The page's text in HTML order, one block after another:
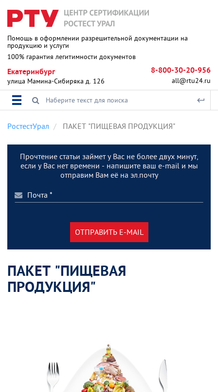
Помощь в оформлении разрешительной документации на
продукцию и услуги
100% гарантия легитимности документов
Екатеринбург
улица Мамина-Сибиряка д. 126
8-800-30-20-956
all@rtu24.ru
РостестУрал ПАКЕТ "ПИЩЕВАЯ ПРОДУКЦИЯ"
Прочтение статьи займет у Вас не более двух минут,
если у Вас нет времени - напишите ваш e-mail и мы
отправим Вам её на эл.почту
ОТПРАВИТЬ E-MAIL
ПАКЕТ "ПИЩЕВАЯ
ПРОДУКЦИЯ"